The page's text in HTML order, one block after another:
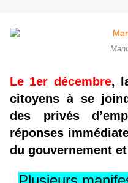
Le 1er décembre,
citoyens à se
des privés
réponses
du gouvernement